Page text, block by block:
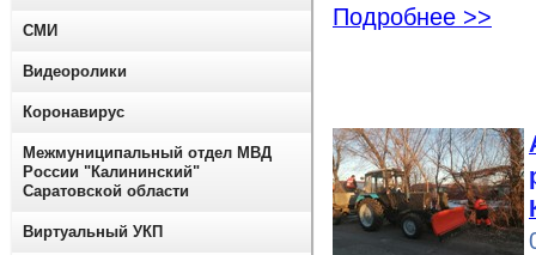
Подробнее >>
СМИ
Видеоролики
Коронавирус
Межмуниципальный отдел МВД
России "Калининский"
Саратовской области
Виртуальный УКП